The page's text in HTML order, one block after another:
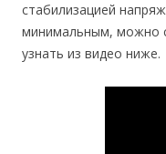
стабилизацией
минимальным, можно
узнать из видео ниже.